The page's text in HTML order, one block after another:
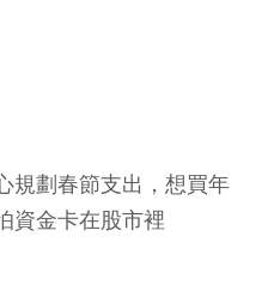
規劃春節支出，想買年
資金卡在股市裡